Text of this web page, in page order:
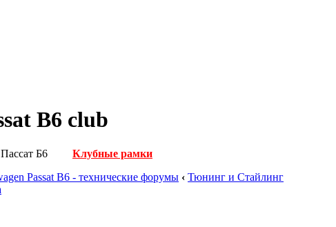
B6 club
Б6
Клубные рамки
Passat B6 - технические форумы ‹ Тюнинг и Стайлинг